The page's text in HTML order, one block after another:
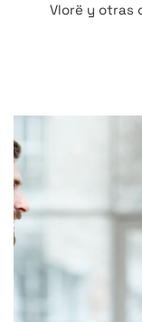
Vlorë y otras